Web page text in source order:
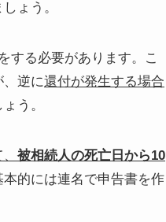
ょう。
する必要があります。こ
、逆に還付が発生する場合
う。
被相続人の死亡日から10
的には連名で申告書を作